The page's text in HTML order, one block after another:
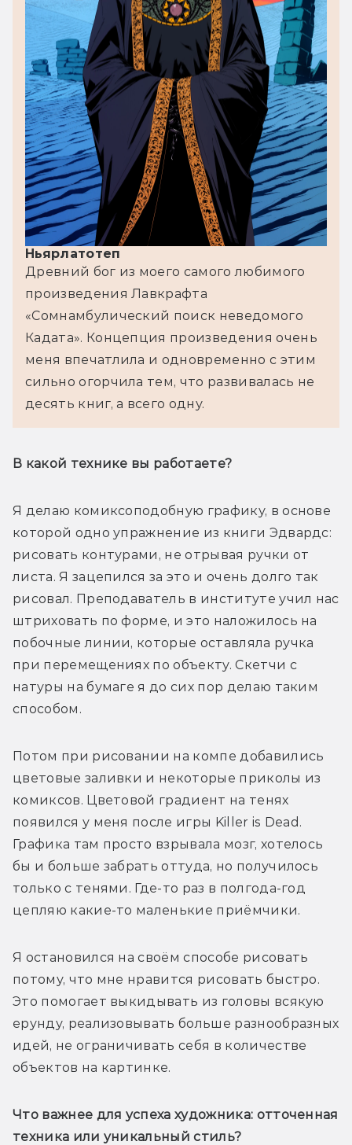
Ньярлатотеп
Древний бог из моего самого любимого
произведения Лавкрафта
«Сомнамбулический поиск неведомого
Кадата». Концепция произведения очень
меня впечатлила и одновременно с этим
сильно огорчила тем, что развивалась не
десять книг, а всего одну.
В какой технике вы работаете?
Я делаю комиксоподобную графику, в основе
которой одно упражнение из книги Эдвардс:
рисовать контурами, не отрывая ручки от
листа. Я зацепился за это и очень долго так
рисовал. Преподаватель в институте учил нас
штриховать по форме, и это наложилось на
побочные линии, которые оставляла ручка
при перемещениях по объекту. Скетчи с
натуры на бумаге я до сих пор делаю таким
способом.
Потом при рисовании на компе добавились
цветовые заливки и некоторые приколы из
комиксов. Цветовой градиент на тенях
появился у меня после игры Killer is Dead.
Графика там просто взрывала мозг, хотелось
бы и больше забрать оттуда, но получилось
только с тенями. Где-то раз в полгода-год
цепляю какие-то маленькие приёмчики.
Я остановился на своём способе рисовать
потому, что мне нравится рисовать быстро.
Это помогает выкидывать из головы всякую
ерунду, реализовывать больше разнообразных
идей, не ограничивать себя в количестве
объектов на картинке.
Что важнее для успеха художника: отточенная
техника или уникальный стиль?